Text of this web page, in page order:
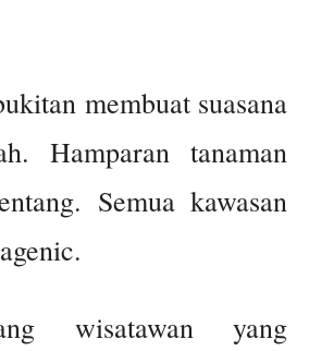
membuat suasana
Hamparan tanaman
Semua kawasan
wisatawan yang